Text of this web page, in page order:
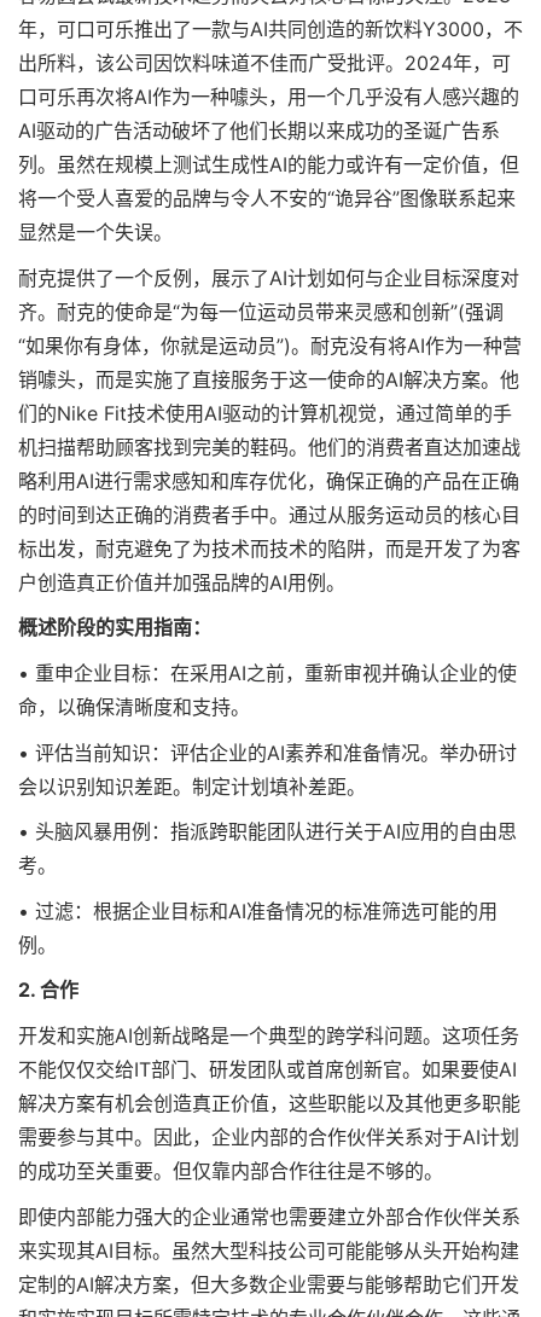
年，可口可乐推出了一款与AI共同创造的新饮料Y3000，不
出所料，该公司因饮料味道不佳而广受批评。2024年，可
口可乐再次将AI作为一种噱头，用一个几乎没有人感兴趣的
AI驱动的广告活动破坏了他们长期以来成功的圣诞广告系
列。虽然在规模上测试生成性AI的能力或许有一定价值，但
将一个受人喜爱的品牌与令人不安的“诡异谷”图像联系起来
显然是一个失误。
耐克提供了一个反例，展示了AI计划如何与企业目标深度对
齐。耐克的使命是“为每一位运动员带来灵感和创新”(强调
“如果你有身体，你就是运动员”)。耐克没有将AI作为一种营
销噱头，而是实施了直接服务于这一使命的AI解决方案。他
们的Nike Fit技术使用AI驱动的计算机视觉，通过简单的手
机扫描帮助顾客找到完美的鞋码。他们的消费者直达加速战
略利用AI进行需求感知和库存优化，确保正确的产品在正确
的时间到达正确的消费者手中。通过从服务运动员的核心目
标出发，耐克避免了为技术而技术的陷阱，而是开发了为客
户创造真正价值并加强品牌的AI用例。
概述阶段的实用指南：
• 重申企业目标：在采用AI之前，重新审视并确认企业的使
命，以确保清晰度和支持。
• 评估当前知识：评估企业的AI素养和准备情况。举办研讨
会以识别知识差距。制定计划填补差距。
• 头脑风暴用例：指派跨职能团队进行关于AI应用的自由思
考。
• 过滤：根据企业目标和AI准备情况的标准筛选可能的用
例。
2. 合作
开发和实施AI创新战略是一个典型的跨学科问题。这项任务
不能仅仅交给IT部门、研发团队或首席创新官。如果要使AI
解决方案有机会创造真正价值，这些职能以及其他更多职能
需要参与其中。因此，企业内部的合作伙伴关系对于AI计划
的成功至关重要。但仅靠内部合作往往是不够的。
即使内部能力强大的企业通常也需要建立外部合作伙伴关系
来实现其AI目标。虽然大型科技公司可能能够从头开始构建
定制的AI解决方案，但大多数企业需要与能够帮助它们开发